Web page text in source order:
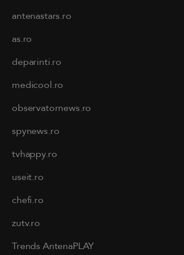
antenastars.ro
as.ro
deparinti.ro
medicool.ro
observatornews.ro
spynews.ro
tvhappy.ro
useit.ro
chefi.ro
zutv.ro
Trends AntenaPLAY